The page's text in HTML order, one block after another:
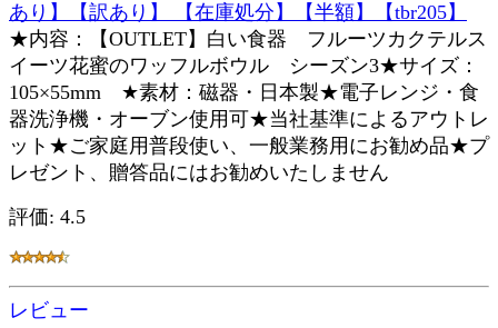
あり】【訳あり】 【在庫処分】【半額】【tbr205】
★内容：【OUTLET】白い食器 フルーツカクテルス
イーツ花蜜のワッフルボウル シーズン3★サイズ：
105×55mm ★素材：磁器・日本製★電子レンジ・食
器洗浄機・オーブン使用可★当社基準によるアウトレ
ット★ご家庭用普段使い、一般業務用にお勧め品★プ
レゼント、贈答品にはお勧めいたしません
評価: 4.5
レビュー